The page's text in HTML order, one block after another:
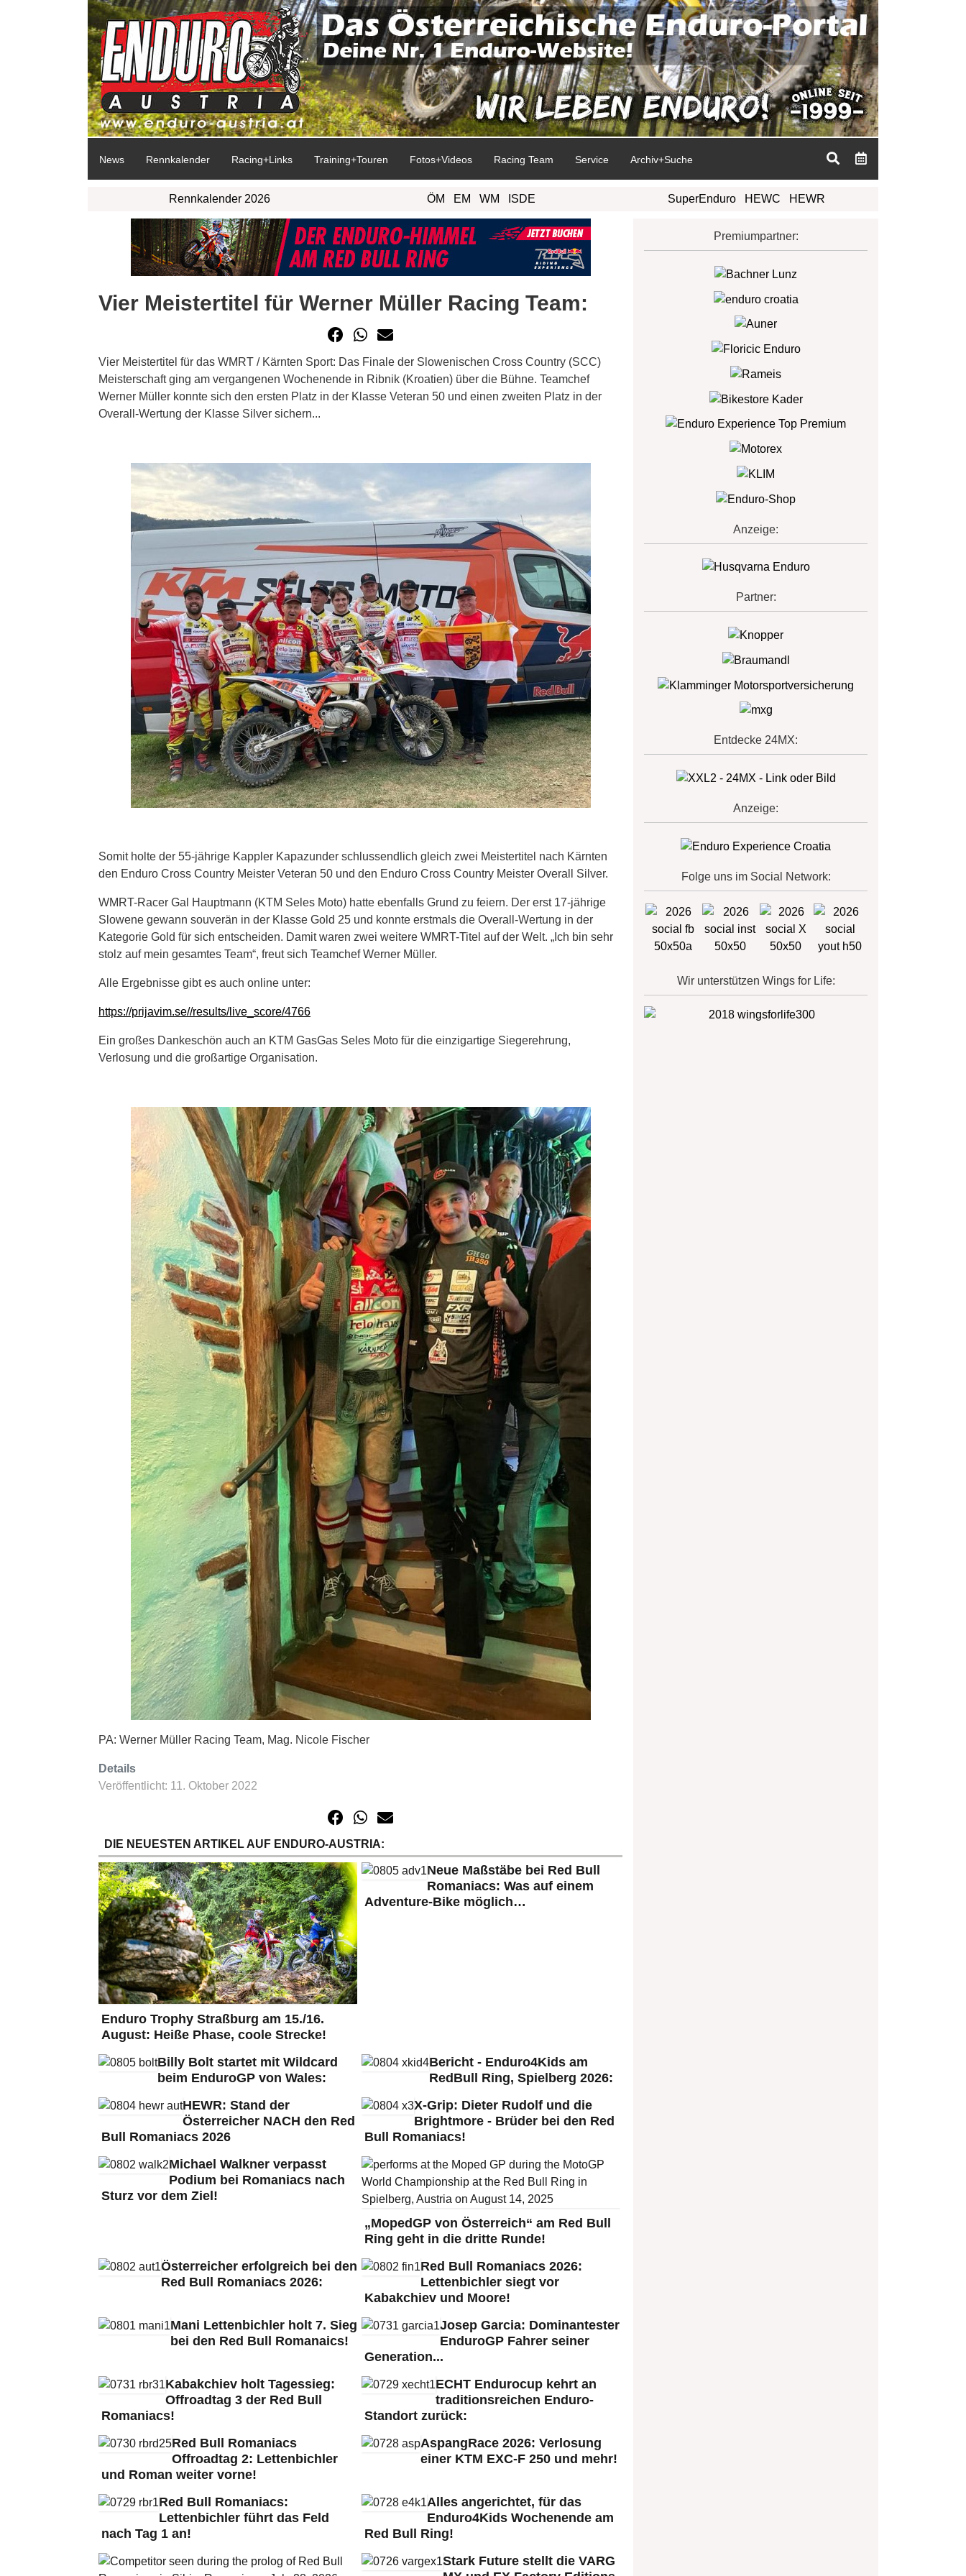
News Rennkalender Racing+Links Training+Touren Fotos+Videos Racing Team Service Archiv+Suche
Rennkalender 2026 ÖM EM WM ISDE SuperEnduro HEWC HEWR
Vier Meistertitel für Werner Müller Racing Team:
Vier Meistertitel für das WMRT / Kärnten Sport: Das Finale der Slowenischen Cross Country (SCC)
Meisterschaft ging am vergangenen Wochenende in Ribnik (Kroatien) über die Bühne. Teamchef
Werner Müller konnte sich den ersten Platz in der Klasse Veteran 50 und einen zweiten Platz in der
Overall-Wertung der Klasse Silver sichern...
Somit holte der 55-jährige Kappler Kapazunder schlussendlich gleich zwei Meistertitel nach Kärnten
den Enduro Cross Country Meister Veteran 50 und den Enduro Cross Country Meister Overall Silver.
WMRT-Racer Gal Hauptmann (KTM Seles Moto) hatte ebenfalls Grund zu feiern. Der erst 17-jährige
Slowene gewann souverän in der Klasse Gold 25 und konnte erstmals die Overall-Wertung in der
Kategorie Gold für sich entscheiden. Damit waren zwei weitere WMRT-Titel auf der Welt. „Ich bin sehr
stolz auf mein gesamtes Team“, freut sich Teamchef Werner Müller.
Alle Ergebnisse gibt es auch online unter:
https://prijavim.se//results/live_score/4766
Ein großes Dankeschön auch an KTM GasGas Seles Moto für die einzigartige Siegerehrung,
Verlosung und die großartige Organisation.
PA: Werner Müller Racing Team, Mag. Nicole Fischer
Details
Veröffentlicht: 11. Oktober 2022
DIE NEUESTEN ARTIKEL AUF ENDURO-AUSTRIA:
Enduro Trophy Straßburg am 15./16.
August: Heiße Phase, coole Strecke!
Neue Maßstäbe bei Red Bull
Romaniacs: Was auf einem
Adventure-Bike möglich…
Billy Bolt startet mit Wildcard
beim EnduroGP von Wales:
Bericht - Enduro4Kids am
RedBull Ring, Spielberg 2026:
HEWR: Stand der
Österreicher NACH den Red
Bull Romaniacs 2026
X-Grip: Dieter Rudolf und die
Brightmore - Brüder bei den Red
Bull Romaniacs!
Michael Walkner verpasst
Podium bei Romaniacs nach
Sturz vor dem Ziel!
„MopedGP von Österreich“ am Red Bull
Ring geht in die dritte Runde!
Österreicher erfolgreich bei den
Red Bull Romaniacs 2026:
Red Bull Romaniacs 2026:
Lettenbichler siegt vor
Kabakchiev und Moore!
Mani Lettenbichler holt 7. Sieg
bei den Red Bull Romanaics!
Josep Garcia: Dominantester
EnduroGP Fahrer seiner
Generation...
Kabakchiev holt Tagessieg:
Offroadtag 3 der Red Bull
Romaniacs!
ECHT Endurocup kehrt an
traditionsreichen Enduro-
Standort zurück:
Red Bull Romaniacs
Offroadtag 2: Lettenbichler
und Roman weiter vorne!
AspangRace 2026: Verlosung
einer KTM EXC-F 250 und mehr!
Red Bull Romaniacs:
Lettenbichler führt das Feld
nach Tag 1 an!
Alles angerichtet, für das
Enduro4Kids Wochenende am
Red Bull Ring!
Stark Future stellt die VARG
Premiumpartner:
Anzeige:
Partner:
Entdecke 24MX:
Anzeige:
Folge uns im Social Network:
Wir unterstützen Wings for Life: